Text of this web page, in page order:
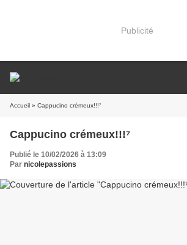
Publicité
Accueil » Cappucino crémeux!!!⁷
Cappucino crémeux!!!⁷
Publié le 10/02/2026 à 13:09
Par nicolepassions